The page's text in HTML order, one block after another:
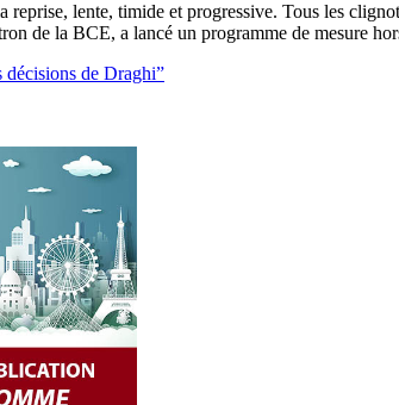
reprise, lente, timide et progressive. Tous les
de la BCE, a lancé un programme de mesure
décisions de Draghi”